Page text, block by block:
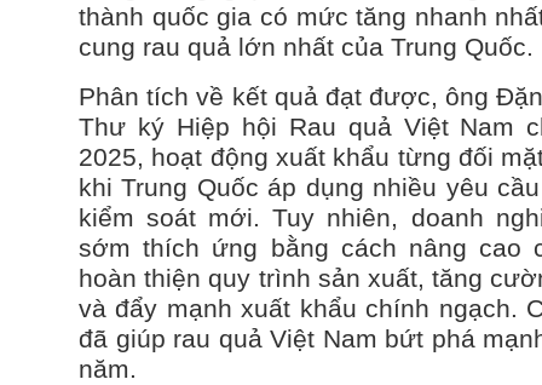
thành quốc gia có mức tăng nhanh
cung rau quả lớn nhất của Trung Quốc.
Phân tích về kết quả đạt được, ông
Thư ký Hiệp hội Rau quả Việt Nam
2025, hoạt động xuất khẩu từng đối
khi Trung Quốc áp dụng nhiều yêu
kiểm soát mới. Tuy nhiên, doanh
sớm thích ứng bằng cách nâng cao
hoàn thiện quy trình sản xuất, tăng
và đẩy mạnh xuất khẩu chính ngạch.
đã giúp rau quả Việt Nam bứt phá
năm.